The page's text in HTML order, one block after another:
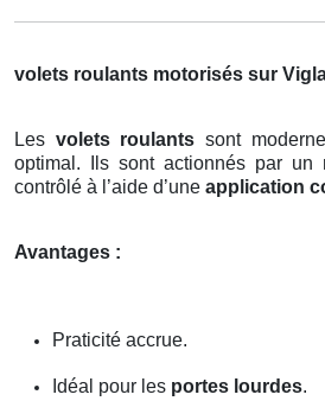
volets roulants motorisés sur
Les volets roulants sont
optimal. Ils sont actionnés par un
contrôlé à l’aide d’une application
Avantages :
Praticité accrue.
Idéal pour les portes lourdes.